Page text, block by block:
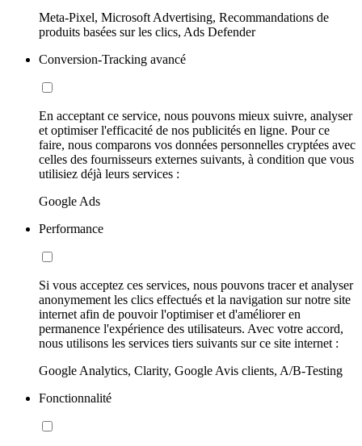
Meta-Pixel, Microsoft Advertising, Recommandations de
produits basées sur les clics, Ads Defender
Conversion-Tracking avancé
En acceptant ce service, nous pouvons mieux suivre, analyser
et optimiser l'efficacité de nos publicités en ligne. Pour ce
faire, nous comparons vos données personnelles cryptées avec
celles des fournisseurs externes suivants, à condition que vous
utilisiez déjà leurs services :
Google Ads
Performance
Si vous acceptez ces services, nous pouvons tracer et analyser
anonymement les clics effectués et la navigation sur notre site
internet afin de pouvoir l'optimiser et d'améliorer en
permanence l'expérience des utilisateurs. Avec votre accord,
nous utilisons les services tiers suivants sur ce site internet :
Google Analytics, Clarity, Google Avis clients, A/B-Testing
Fonctionnalité